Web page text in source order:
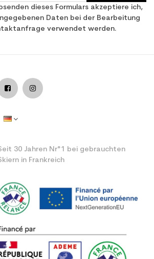
dieses Formulars akzeptiere ich,
Daten bei der Bearbeitung
verwendet werden.
30 Jahren Nr°1 bei gebrauchten
in Frankreich